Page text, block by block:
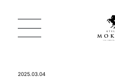
2025.03.04